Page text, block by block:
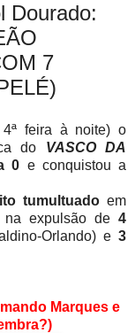
Dourado:
7
feira à noite) o
do VASCO DA
0 e conquistou a
tumultuadoem
na expulsão de 4
Orlando) e3
Marques e